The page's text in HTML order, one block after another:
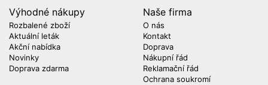
Výhodné nákupy
Rozbalené zboží
Aktuální leták
Akční nabídka
Novinky
Doprava zdarma
Naše firma
O nás
Kontakt
Doprava
Nákupní řád
Reklamační řád
Ochrana soukromí